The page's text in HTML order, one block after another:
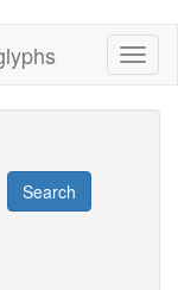
Search